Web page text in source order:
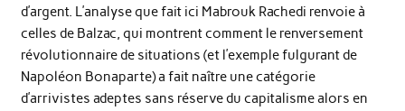
d’argent. L’analyse que fait ici Mabrouk Rachedi renvoie à
celles de Balzac, qui montrent comment le renversement
révolutionnaire de situations (et l’exemple fulgurant de
Napoléon Bonaparte) a fait naître une catégorie
d’arrivistes adeptes sans réserve du capitalisme alors en